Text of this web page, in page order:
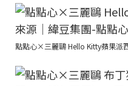
點點心×三麗鷗 Hello Kitty蘋果派